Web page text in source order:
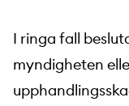
I ringa fall
myndigheten